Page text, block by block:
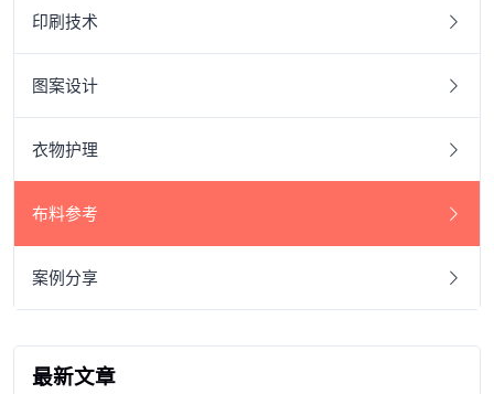
印刷技术
图案设计
衣物护理
布料参考
案例分享
最新文章